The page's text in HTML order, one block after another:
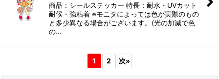
商品：シールステッカー 特長：耐水・UVカット
耐候・強粘着 ※モニタによっては色が実際のもの
と多少異なる場合がございます。(光の加減で色
の…
1 2 次»